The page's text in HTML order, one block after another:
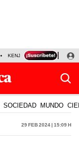
KENJI FUJIMORI
SOCIEDAD MUNDO
29 Feb 2024 | 15:09 h